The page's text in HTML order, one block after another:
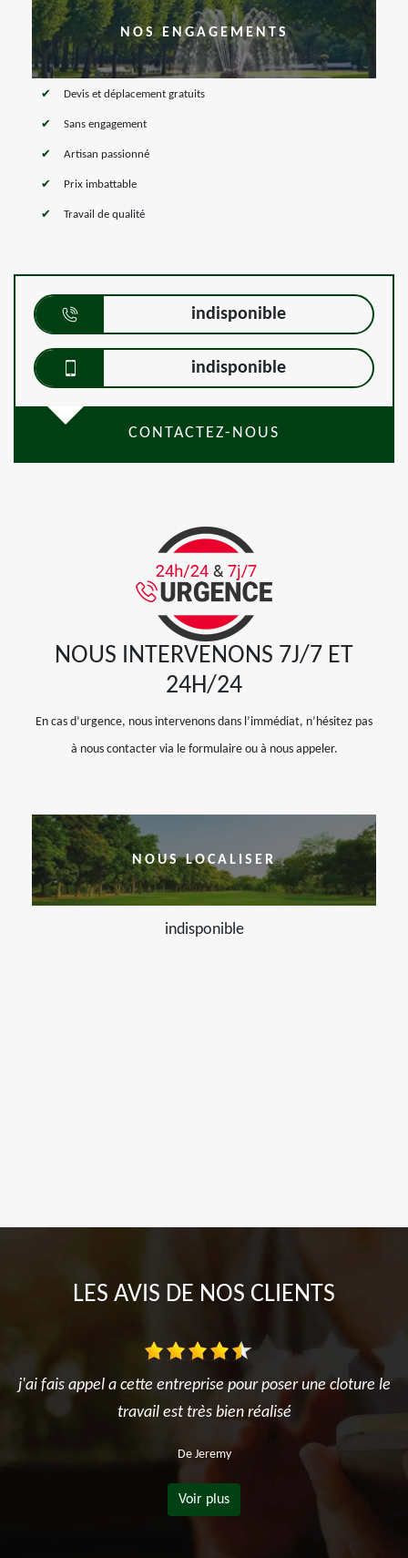
NOS ENGAGEMENTS
Devis et déplacement gratuits
Sans engagement
Artisan passionné
Prix imbattable
Travail de qualité
indisponible
indisponible
CONTACTEZ-NOUS
NOUS INTERVENONS 7J/7 ET
24H/24
En cas d’urgence, nous intervenons dans l’immédiat, n’hésitez pas
à nous contacter via le formulaire ou à nous appeler.
NOUS LOCALISER
indisponible
LES AVIS DE NOS CLIENTS
j'ai fais appel a cette entreprise pour poser une cloture le
travail est très bien réalisé
De Jeremy
Voir plus